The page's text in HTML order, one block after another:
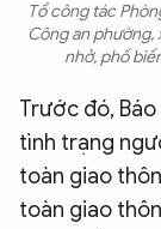
Tổ công tác
Công an phường,
nhở, phố
Trước đó,
tình trạng
toàn giao
toàn giao